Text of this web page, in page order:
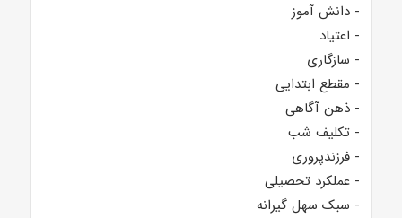
- دانش آموز
- اعتیاد
- سازگاری
- مقطع ابتدایی
- ذهن آگاهی
- تکلیف شب
- فرزندپروری
- عملکرد تحصیلی
- سبک سهل گیرانه